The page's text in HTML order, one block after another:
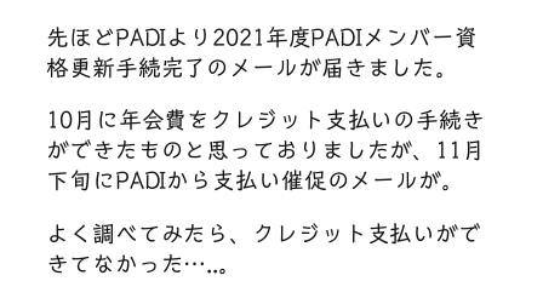
先ほどPADIより2021年度PADIメンバー資
格更新手続完了のメールが届きました。
10月に年会費をクレジット支払いの手続き
ができたものと思っておりましたが、11月
下旬にPADIから支払い催促のメールが。
よく調べてみたら、クレジット支払いがで
きてなかった…..。